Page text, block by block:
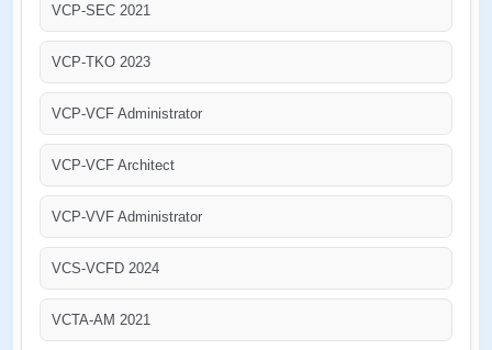
VCP-SEC 2021
VCP-TKO 2023
VCP-VCF Administrator
VCP-VCF Architect
VCP-VVF Administrator
VCS-VCFD 2024
VCTA-AM 2021